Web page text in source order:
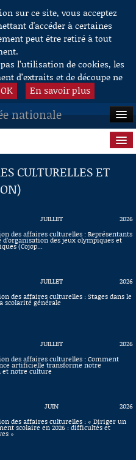
sur ce site, vous acceptez
d'accéder à certaines
peut être retiré à tout
pas l’utilisation de cookies, les
d’extraits et de découpe ne
OK En savoir plus
nationale
Histoire
CULTURELLES ET
JUILLET
2026
des affaires culturelles : Représentants
des jeux olympiques et
(Cojop...
JUILLET
2026
des affaires culturelles : Stages dans le
scolarité générale
JUILLET
2026
des affaires culturelles : Comment
artificielle transforme notre
et notre culture
JUIN
2026
des affaires culturelles : « Diriger un
scolaire en 2026 : difficultés et
»